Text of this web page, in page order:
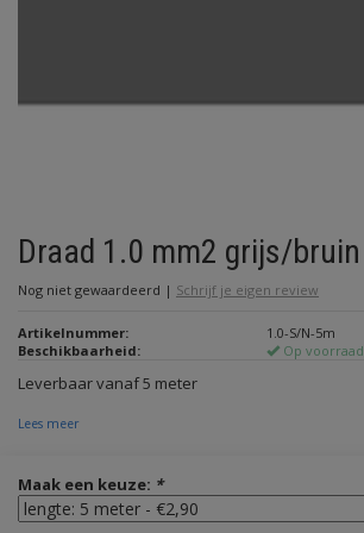
Draad 1.0 mm2 grijs/bruin
Nog niet gewaardeerd | Schrijf je eigen review
Artikelnummer:
1.0-S/N-5m
Beschikbaarheid:
Op voorraad
Leverbaar vanaf 5 meter
Lees meer
Maak een keuze: *